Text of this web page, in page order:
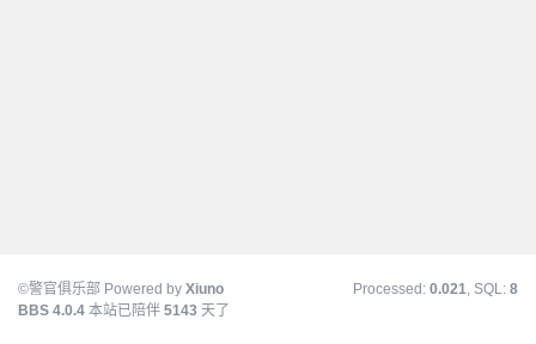
©️警官俱乐部 Powered by Xiuno
BBS 4.0.4 本站已陪伴 5143 天了
Processed: 0.021 , SQL: 8